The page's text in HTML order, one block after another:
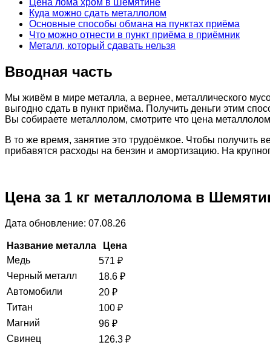
Куда можно сдать металлолом
Основные способы обмана на пунктах приёма
Что можно отнести в пункт приёма в приёмник
Металл, который сдавать нельзя
Вводная часть
Мы живём в мире металла, а вернее, металлического
выгодно сдать в пункт приёма. Получить деньги этим
Вы собираете металлолом, смотрите что цена
В то же время, занятие это трудоёмкое. Чтобы
прибавятся расходы на бензин и амортизацию. На
Цена за 1 кг металлолома в
Дата обновление: 07.08.26
Название металла
Цена
Медь
571 ₽
Черный металл
18.6 ₽
Автомобили
20 ₽
Титан
100 ₽
Магний
96 ₽
Свинец
126.3 ₽